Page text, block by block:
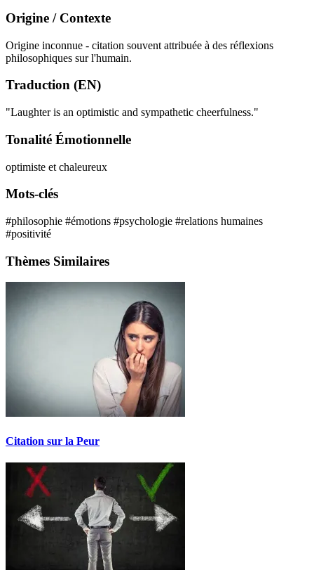
Origine / Contexte
Origine inconnue - citation souvent attribuée à des réflexions
philosophiques sur l'humain.
Traduction (EN)
"Laughter is an optimistic and sympathetic cheerfulness."
Tonalité Émotionnelle
optimiste et chaleureux
Mots-clés
#philosophie #émotions #psychologie #relations humaines
#positivité
Thèmes Similaires
Citation sur la Peur